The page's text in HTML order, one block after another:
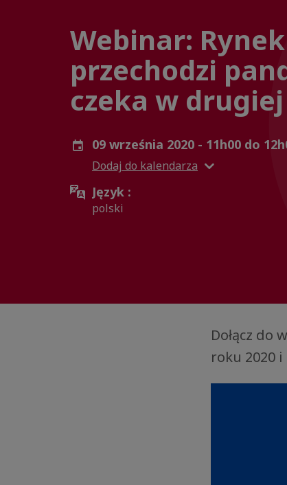
Webinar:
przechodzi
czeka w
09 września 2020 - 11h00 do
Dodaj do kalendarza
Język :
polski
Dołącz do
roku 2020